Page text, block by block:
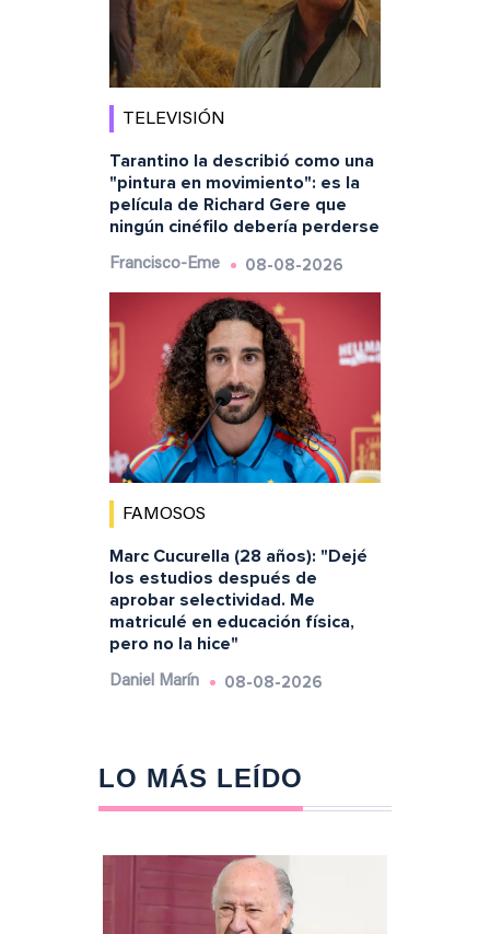
TELEVISIÓN
Tarantino la describió como una
"pintura en movimiento": es la
película de Richard Gere que
ningún cinéfilo debería perderse
Francisco-Eme 08-08-2026
FAMOSOS
Marc Cucurella (28 años): "Dejé
los estudios después de
aprobar selectividad. Me
matriculé en educación física,
pero no la hice"
Daniel Marín 08-08-2026
LO MÁS LEÍDO